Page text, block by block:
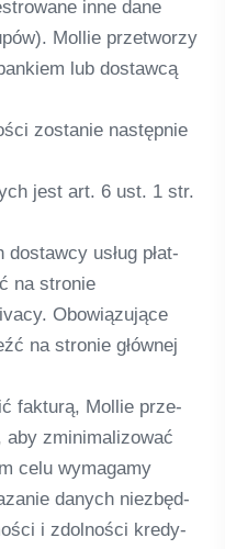
inne dane
Mol­lie przet­worzy
lub dostawcą
zosta­nie nas­tęp­nie
jest art. 6 ust. 1 str.
usług płat­
na stro­nie
Obo­wią­zu­jące
na stro­nie głów­nej
fak­turą, Mol­lie prze­
aby zmi­ni­ma­lizować
celu wyma­gamy
danych niez­będ­
i zdol­ności kre­dy­